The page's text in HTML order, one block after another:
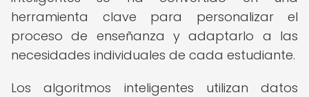
herramienta clave para personalizar el
proceso de enseñanza y adaptarlo a las
necesidades individuales de cada estudiante.
Los algoritmos inteligentes utilizan datos